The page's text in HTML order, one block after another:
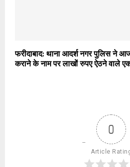
फरीदाबाद: थाना आदर्श नगर पुलिस ने
कराने के नाम पर लाखों रुपए ऐठने वाले
0
Article